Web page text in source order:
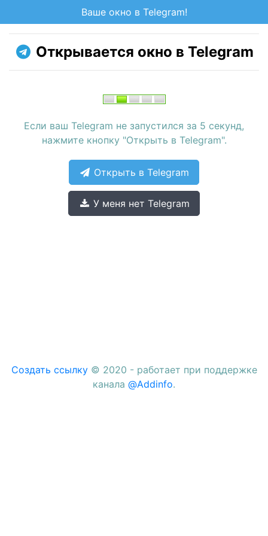
Ваше окно в Telegram!
Открывается окно в Telegram
Если ваш Telegram не запустился за 5 секунд,
нажмите кнопку "Открыть в Telegram".
Открыть в Telegram
У меня нет Telegram
Создать ссылку© 2020 - работает при поддержке
канала @Addinfo.